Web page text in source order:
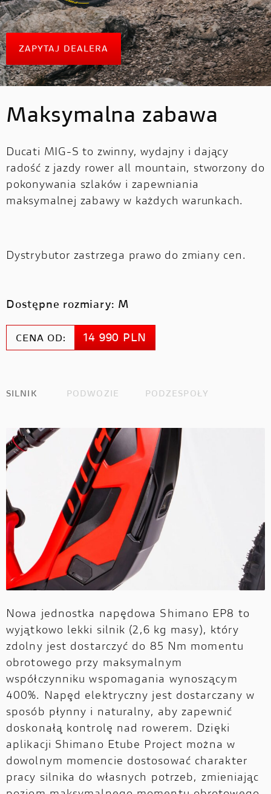
HYPERMOTARD
NOWOŚĆ
MONSTER
NOWOŚĆ
PANIGALE
NOWOŚĆ
E-BIKE
MONSTER
MULTISTRADA
V4 PIKES PEAK
NOWOŚĆV4 RS
STREETFIGHTER
PANIGALE
V4 S
NOWOŚĆV4 R
SCRAMBLER
DUCATI APP
KONFIGURATOR
ZNAJDŹ DEALERA
JAZDA TESTOWA
ZAPYTAJ DEALERA
Maksymalna zabawa
Ducati MIG-S to zwinny, wydajny i dający
radość z jazdy rower all mountain, stworzony do
pokonywania szlaków i zapewniania
maksymalnej zabawy w każdych warunkach.
Dystrybutor zastrzega prawo do zmiany cen.
Dostępne rozmiary: M
CENA OD: 14 990 PLN
SILNIK PODWOZIE PODZESPOŁY
Nowa jednostka napędowa Shimano EP8 to
wyjątkowo lekki silnik (2,6 kg masy), który
zdolny jest dostarczyć do 85 Nm momentu
obrotowego przy maksymalnym
współczynniku wspomagania wynoszącym
400%. Napęd elektryczny jest dostarczany w
sposób płynny i naturalny, aby zapewnić
doskonałą kontrolę nad rowerem. Dzięki
aplikacji Shimano Etube Project można w
dowolnym momencie dostosować charakter
pracy silnika do własnych potrzeb, zmieniając